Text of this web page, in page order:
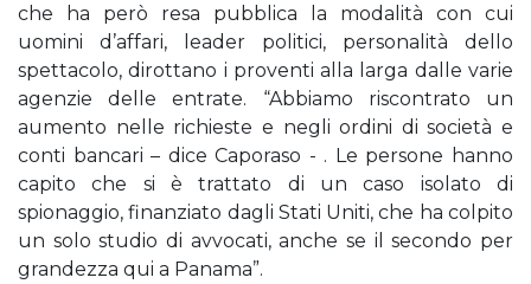
che ha però resa pubblica la modalità con cui
uomini d’affari, leader politici, personalità dello
spettacolo, dirottano i proventi alla larga dalle varie
agenzie delle entrate. “Abbiamo riscontrato un
aumento nelle richieste e negli ordini di società e
conti bancari – dice Caporaso - . Le persone hanno
capito che si è trattato di un caso isolato di
spionaggio, finanziato dagli Stati Uniti, che ha colpito
un solo studio di avvocati, anche se il secondo per
grandezza qui a Panama”.